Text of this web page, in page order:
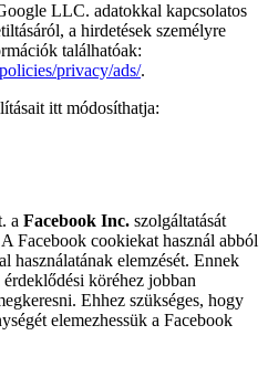
LLC. adatokkal kapcsolatos
a hirdetések személyre
találhatóak:
privacy/ads/.
itt módosíthatja:
a Facebook Inc. szolgáltatását
Facebook cookiekat használ abból
használatának elemzését. Ennek
köréhez jobban
Ehhez szükséges, hogy
elemezhessük a Facebook